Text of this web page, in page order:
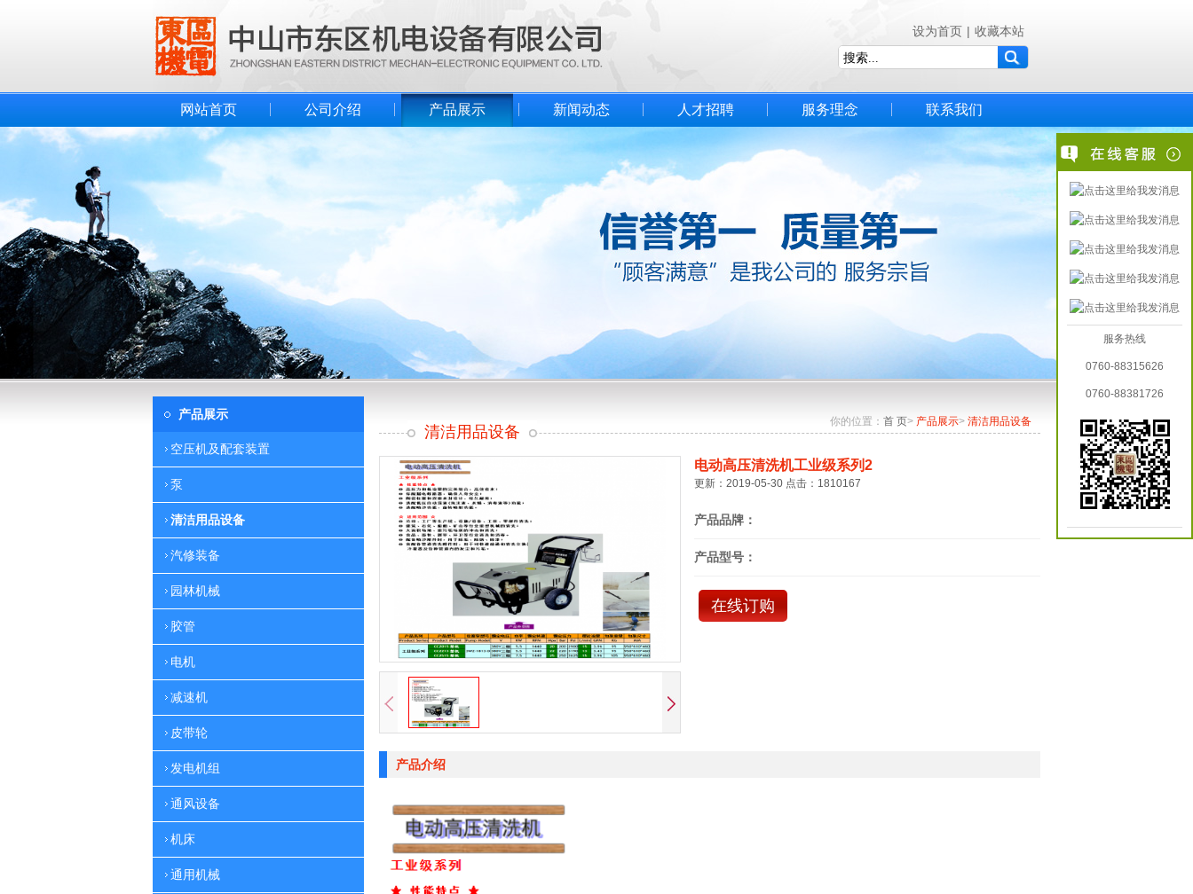
设为首页 | 收藏本站
网站首页 公司介绍 产品展示 新闻动态 人才招聘 服务理念 联系我们
产品展示
空压机及配套装置
泵
清洁用品设备
汽修装备
园林机械
胶管
电机
减速机
皮带轮
发电机组
通风设备
机床
通用机械
你的位置： 首 页> 产品展示> 清洁用品设备
清洁用品设备
电动高压清洗机工业级系列2
更新：2019-05-30 点击：1810167
产品品牌：
产品型号：
在线订购
产品介绍
服务热线
0760-88315626
0760-88381726